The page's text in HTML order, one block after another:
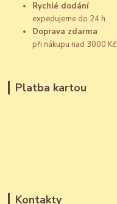
Rychlé dodání
expedujeme do 24 h
Doprava zdarma
při nákupu nad 3000 Kč
Platba kartou
Kontakty